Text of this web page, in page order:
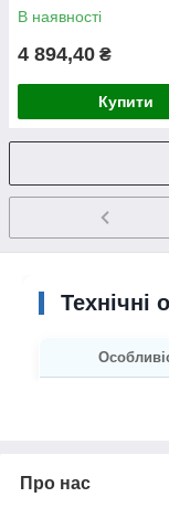
В наявності
4 894,40 ₴
Купити
Технічні
Про нас